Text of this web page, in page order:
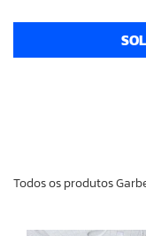
Todos os produtos